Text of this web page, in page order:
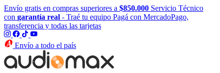
Envío gratis en compras superiores a $850.000 Servicio Técnico
con garantía real - Traé tu equipo Pagá con MercadoPago,
transferencia y todas las tarjetas
Envío a todo el país